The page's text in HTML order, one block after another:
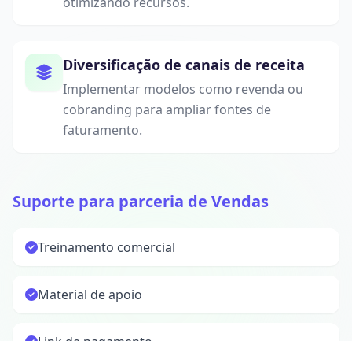
Diversificação de canais de receita
Implementar modelos como revenda ou
cobranding para ampliar fontes de
faturamento.
Suporte para parceria de Vendas
Treinamento comercial
Material de apoio